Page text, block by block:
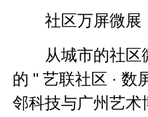
社区万屏微展
从城市的社区
的 " 艺联社区 · 数
邻科技与广州艺术